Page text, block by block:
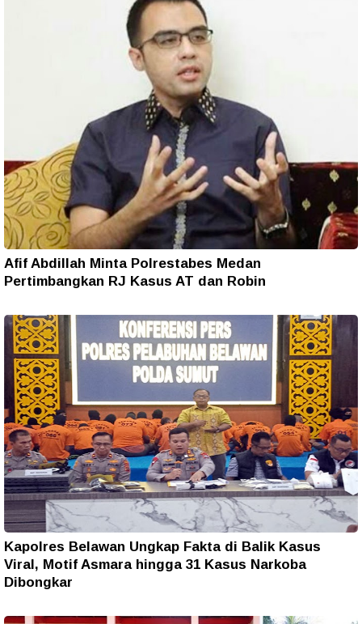
Afif Abdillah Minta Polrestabes Medan
Pertimbangkan RJ Kasus AT dan Robin
Kapolres Belawan Ungkap Fakta di Balik Kasus
Viral, Motif Asmara hingga 31 Kasus Narkoba
Dibongkar